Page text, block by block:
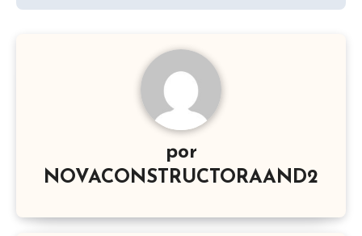
por
NOVACONSTRUCTORAAND2